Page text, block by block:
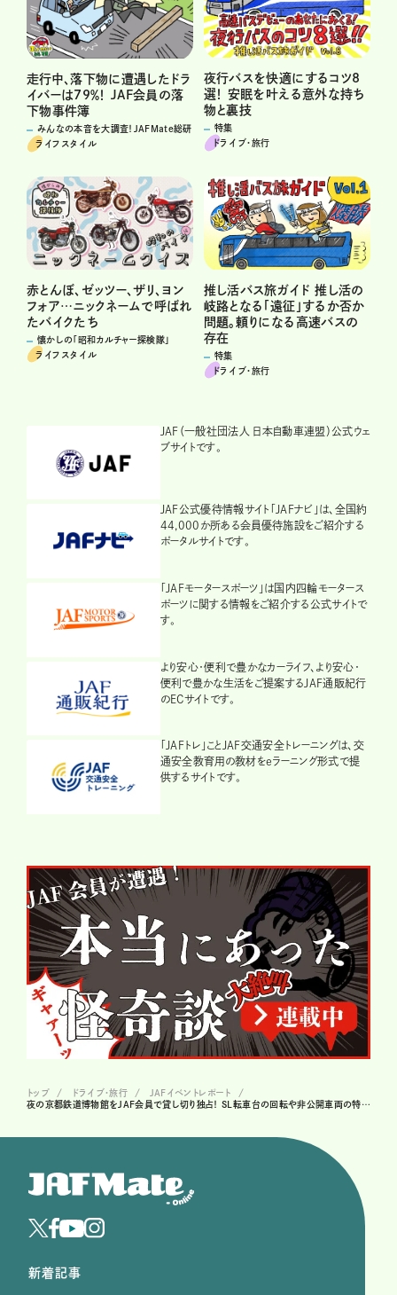
走行中、落下物に遭遇したドラ
イバーは79％！ JAF会員の落
下物事件簿
みんなの本音を大調査！JAFMate総研
ライフスタイル
夜行バスを快適にするコツ8
選！ 安眠を叶える意外な持ち
物と裏技
特集
ドライブ･旅行
赤とんぼ、ゼッツー、ザリ、ヨン
フォア…ニックネームで呼ばれ
たバイクたち
懐かしの「昭和カルチャー探検隊」
ライフスタイル
推し活バス旅ガイド 推し活の
岐路となる「遠征」するか否か
問題。頼りになる高速バスの
存在
特集
ドライブ･旅行
JAF（一般社団法人 日本自動車連盟）公式ウェ
ブサイトです。
JAF公式優待情報サイト「JAFナビ」は、全国約
44,000か所ある会員優待施設をご紹介する
ポータルサイトです。
「JAFモータースポーツ」は国内四輪モータース
ポーツに関する情報をご紹介する公式サイトで
す。
より安心・便利で豊かなカーライフ、より安心・
便利で豊かな生活をご提案するJAF通販紀行
のECサイトです。
「JAFトレ」ことJAF交通安全トレーニングは、交
通安全教育用の教材をeラーニング形式で提
供するサイトです。
トップ ドライブ･旅行
JAFイベントレポート
夜の京都鉄道博物館をJAF会員で貸し切り独占！ SL転車台の回転や非公開車両の特別公開に、鉄道ファンも大興奮！
新着記事